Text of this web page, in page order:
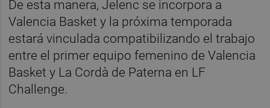
De esta manera, Jelenc se incorpora a
Valencia Basket y la próxima temporada
estará vinculada compatibilizando el trabajo
entre el primer equipo femenino de Valencia
Basket y La Cordà de Paterna en LF
Challenge.